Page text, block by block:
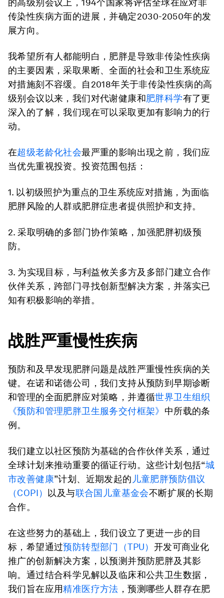
的高级别会议上，194个国家将评估全球在应对非
传染性疾病方面的进展，并确定2030-2050年的发
展方向。
我希望所有人都能明白，肥胖是导致非传染性疾病
的主要因素，采取果断、全面的社会和卫生系统应
对措施刻不容缓。自2018年关于非传染性疾病的高
级别会议以来，我们对代谢健康和肥胖科学有了更
深入的了解，我们现在可以采取更加有影响力的行
动。
在超级老龄化社会最严重的影响出现之前，我们应
当优先重视投资。投资范围包括：
1. 以初级照护为重点的卫生系统应对措施，为面临
肥胖风险的人群或肥胖症患者提供照护和支持。
2. 采取明确的多部门协作策略，加强肥胖初级预
防。
3. 为实现目标，与利益攸关多方及多部门建立合作
伙伴关系，跨部门寻找创新型解决方案，并落实已
知有积极影响的举措。
战胜严重慢性疾病
预防和及早发现肥胖问题是战胜严重慢性疾病的关
键。在诺和诺德公司，我们支持从预防到早期诊断
和管理的全面肥胖应对策略，并遵循世界卫生组织
《预防和管理肥胖卫生服务交付框架》 中所载的条
例。
我们建立以社区预防为基础的合作伙伴关系，通过
全球计划来推动重要的循证行动。这些计划包括“城
市改善健康”计划、近期发起的 儿童肥胖预防倡议
（COPI） 以及与联合国儿童基金会不断扩展的长期
合作。
在这些努力的基础上，我们设立了更进一步的目
标，希望通过预防转型部门（TPU） 开发可商业化
推广的创新解决方案，以预测并预防肥胖及其影
响。通过结合科学见解以及临床和公共卫生数据，
我们旨在应用精准医疗方法 ，预测哪些人群存在肥